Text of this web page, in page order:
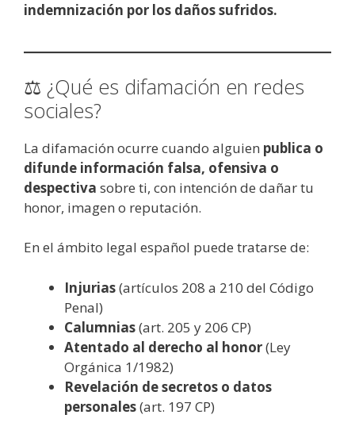
indemnización por los daños sufridos.
⚖️ ¿Qué es difamación en redes
sociales?
La difamación ocurre cuando alguien publica o
difunde información falsa, ofensiva o
despectiva sobre ti, con intención de dañar tu
honor, imagen o reputación.
En el ámbito legal español puede tratarse de:
Injurias(artículos 208 a 210 del Código
Penal)
Calumnias(art. 205 y 206 CP)
Atentado al derecho al honor(Ley
Orgánica 1/1982)
Revelación de secretos o datos
personales(art. 197 CP)